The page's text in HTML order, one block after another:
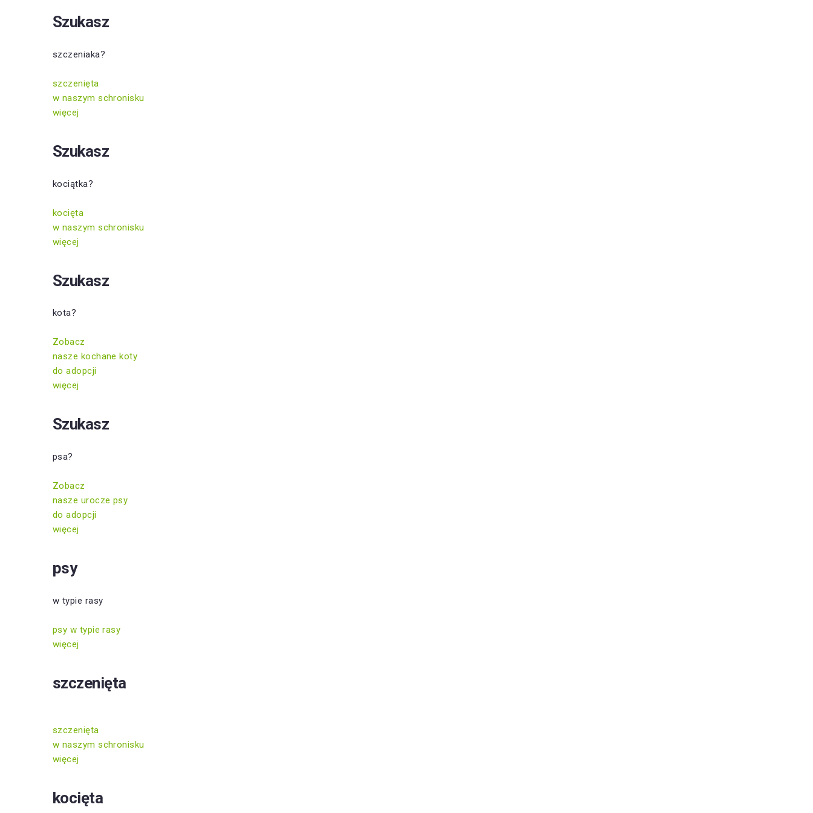
Szukasz
szczeniaka?
szczenięta
w naszym schronisku
więcej
Szukasz
kociątka?
kocięta
w naszym schronisku
więcej
Szukasz
kota?
Zobacz
nasze kochane koty
do adopcji
więcej
Szukasz
psa?
Zobacz
nasze urocze psy
do adopcji
więcej
psy
w typie rasy
psy w typie rasy
więcej
szczenięta
szczenięta
w naszym schronisku
więcej
kocięta